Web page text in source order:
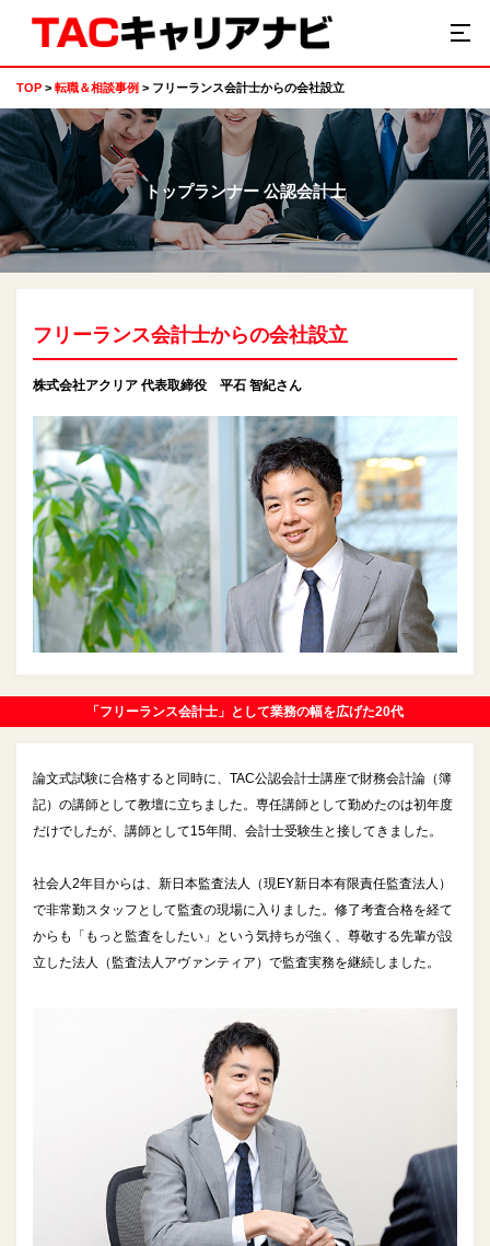
TOP 転職＆相談事例 フリーランス会計士からの会社設立
トップランナー 公認会計士
フリーランス会計士からの会社設立
株式会社アクリア 代表取締役 平石 智紀さん
「フリーランス会計士」として業務の幅を広げた20代
論文式試験に合格すると同時に、TAC公認会計士講座で財務会計論（簿
記）の講師として教壇に立ちました。専任講師として勤めたのは初年度
だけでしたが、講師として15年間、会計士受験生と接してきました。
社会人2年目からは、新日本監査法人（現EY新日本有限責任監査法人）
で非常勤スタッフとして監査の現場に入りました。修了考査合格を経て
からも「もっと監査をしたい」という気持ちが強く、尊敬する先輩が設
立した法人（監査法人アヴァンティア）で監査実務を継続しました。